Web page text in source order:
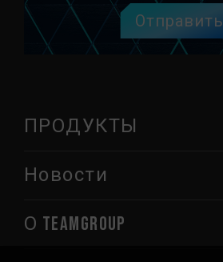
Отправить
ПРОДУКТЫ
Новости
О TEAMGROUP